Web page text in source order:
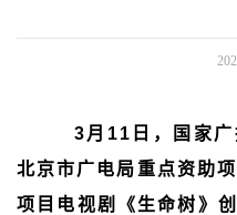
3月11日，
国家
北京市广电局重点资助
项目电视剧《生命树》